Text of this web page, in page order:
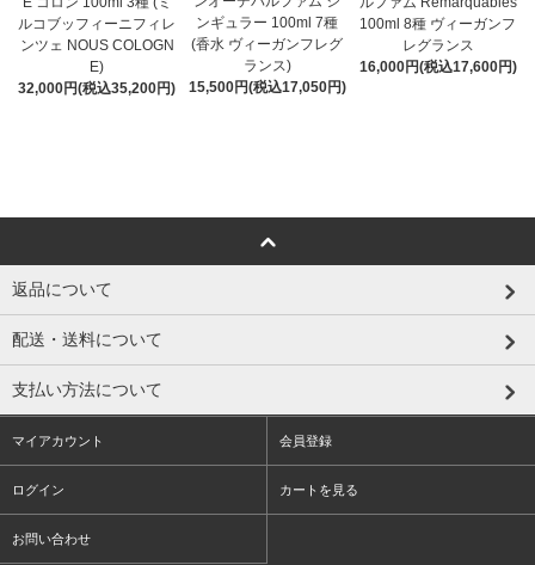
ルコブッフィーニフィレ
ンツェ NOUS COLOGN
E)
32,000円(税込35,200円)
ンギュラー 100ml 7種
(香水 ヴィーガンフレグ
ランス)
15,500円(税込17,050円)
100ml 8種 ヴィーガンフ
レグランス
16,000円(税込17,600円)
返品について
配送・送料について
支払い方法について
マイアカウント 会員登録
ログイン カートを見る
お問い合わせ